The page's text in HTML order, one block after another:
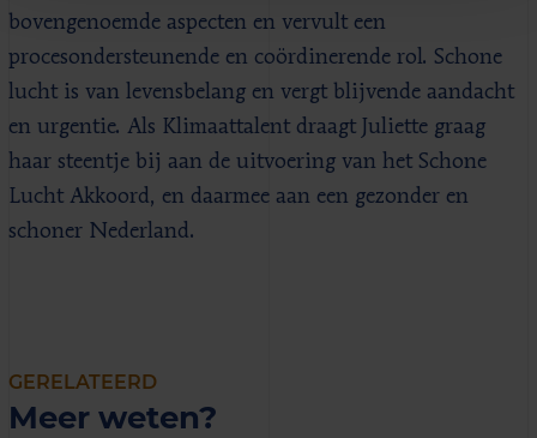
bovengenoemde aspecten en vervult een
procesondersteunende en coördinerende rol. Schone
lucht is van levensbelang en vergt blijvende aandacht
en urgentie. Als Klimaattalent draagt Juliette graag
haar steentje bij aan de uitvoering van het Schone
Lucht Akkoord, en daarmee aan een gezonder en
schoner Nederland.
GERELATEERD
Meer weten?